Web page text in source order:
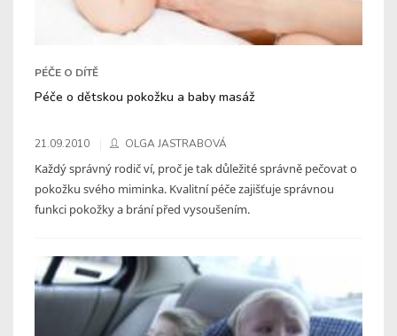
PÉČE O DÍTĚ
Péče o dětskou pokožku a baby masáž
21.09.2010 OLGA JASTRABOVÁ
Každý správný rodič ví, proč je tak důležité správně pečovat o
pokožku svého miminka. Kvalitní péče zajišťuje správnou
funkci pokožky a brání před vysoušením.